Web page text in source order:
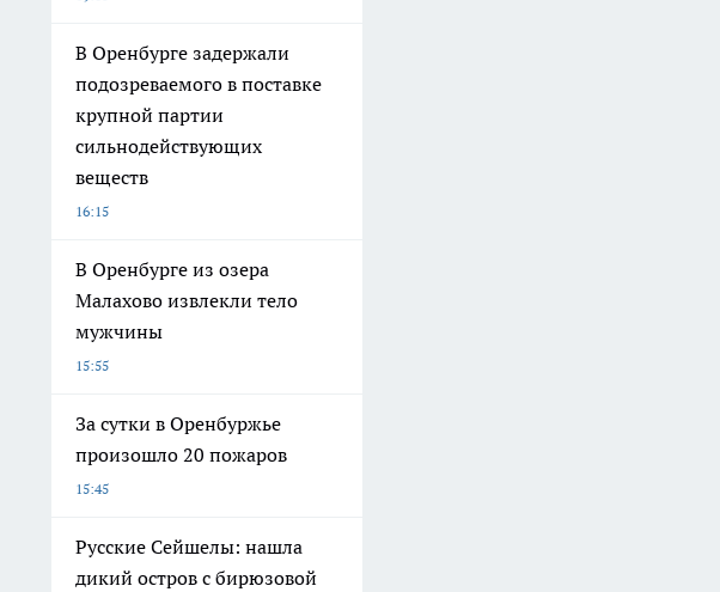
В Оренбурге задержали
подозреваемого в поставке
крупной партии
сильнодействующих
веществ
16:15
В Оренбурге из озера
Малахово извлекли тело
мужчины
15:55
За сутки в Оренбуржье
произошло 20 пожаров
15:45
Русские Сейшелы: нашла
дикий остров с бирюзовой